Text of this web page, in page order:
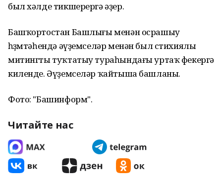
был хәлде тикшерергә әҙер.
Башҡортостан Башлығы менән осрашыу
һөҙөмтәһендә әүҙемселәр менән был стихиялы
митингты туҡтатыу тураһындағы уртаҡ фекергә
киленде. Әүҙемселәр ҡайтыша башланы.
Фото: "Башинформ".
Читайте нас